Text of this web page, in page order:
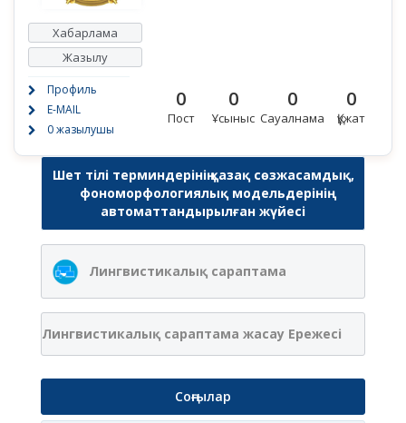
Хабарлама
Жазылу
Профиль
E-MAIL
0 жазылушы
0
Пост
0
Ұсыныс
0
Сауалнама
0
Құжат
Шет тілі терминдерінің қазақ сөзжасамдық,
фономорфологиялық модельдерінің
автоматтандырылған жүйесі
Лингвистикалық сараптама
Лингвистикалық сараптама жасау Ережесі
Соңғылар